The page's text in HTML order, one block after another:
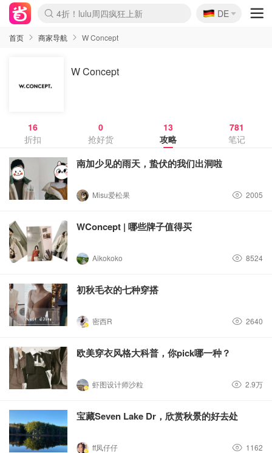
Boticinal 夏促开抢！
4折！lulu周四疯狂上新
还没结束！&OtherStories大促
Joybuy变相75折 随时失效
速领！Stanley独家85折
疑似霸哥！Camper额外叠85折
Zalando 奥莱闪促！每日更新
Moncler反季囤！5折起+叠9折
Coach Brooklyn仅€192
🇩🇪
DE
首页 商家导航 W Concept
W Concept
16
折扣
0
抢好货
13
攻略
781
笔记
南加少见的雨天，蛰伏的我们出洞啦
Misu爱松果 2005
WConcept | 哪些牌子值得买
Aikokoko 8524
初秋毛衣的七种穿搭
密西R 2640
欧美穿衣风格大科普，你pick哪一种？
虾图设计师沙粒 2.9万
宝藏Seven Lake Dr，欣赏秋景的好去处
ff凤仔仔 1162